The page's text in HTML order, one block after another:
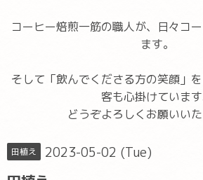
コーヒー焙煎一筋の職人が、日々コ
ます。
そして「飲んでくださる方の笑顔」
客も心掛けています
どうぞよろしくお願いいた
田植え 2023-05-02 (Tue)